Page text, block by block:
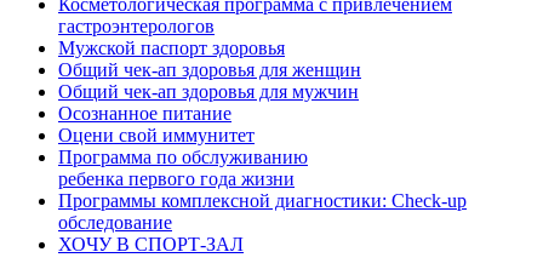
Косметологическая программа с привлечением
гастроэнтерологов
Мужской паспорт здоровья
Общий чек-ап здоровья для женщин
Общий чек-ап здоровья для мужчин
Осознанное питание
Оцени свой иммунитет
Программа по обслуживанию
ребенка первого года жизни
Программы комплексной диагностики: Check-up
обследование
ХОЧУ В CПОРТ-ЗАЛ